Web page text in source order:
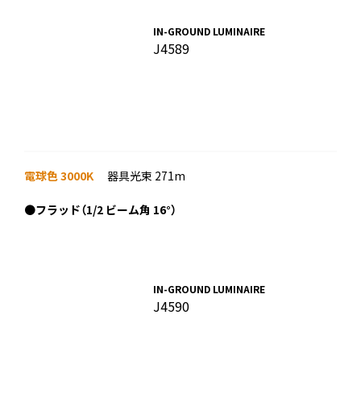
IN-GROUND LUMINAIRE
J4589
電球色 3000K器具光束 271m
●フラッド（1/2 ビーム角 16°）
IN-GROUND LUMINAIRE
J4590